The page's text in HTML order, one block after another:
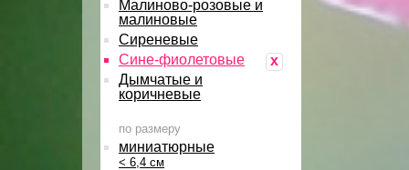
Малиново-розовые и
малиновые
Сиреневые
x
Сине-фиолетовые
Дымчатые и
коричневые
по размеру
миниатюрные
< 6,4 см